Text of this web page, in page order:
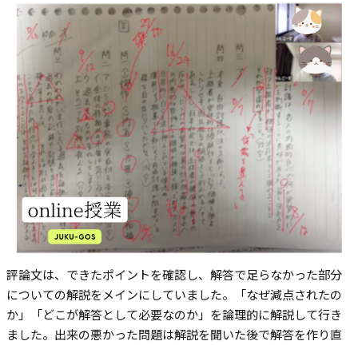
評論文は、できたポイントを確認し、解答で足らなかった部分
についての解説をメインにしていました。「なぜ減点されたの
か」「どこが解答として必要なのか」を論理的に解説して行き
ました。出来の悪かった問題は解説を聞いた後で解答を作り直